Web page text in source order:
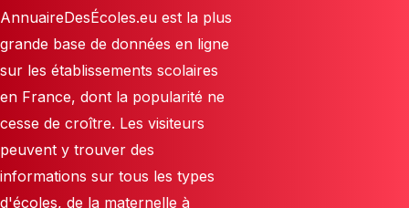
AnnuaireDesÉcoles.eu est la plus
grande base de données en ligne
sur les établissements scolaires
en France, dont la popularité ne
cesse de croître. Les visiteurs
peuvent y trouver des
informations sur tous les types
d'écoles, de la maternelle à